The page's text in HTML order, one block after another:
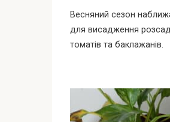
Весняний сезон
для висадження
томатів та баклажанів.